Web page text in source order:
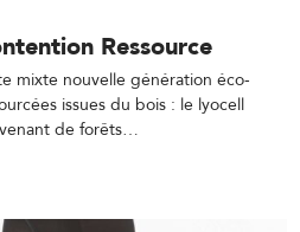
Ressource
mixte nouvelle génération éco-
issues du bois : le lyocell
de forêts…